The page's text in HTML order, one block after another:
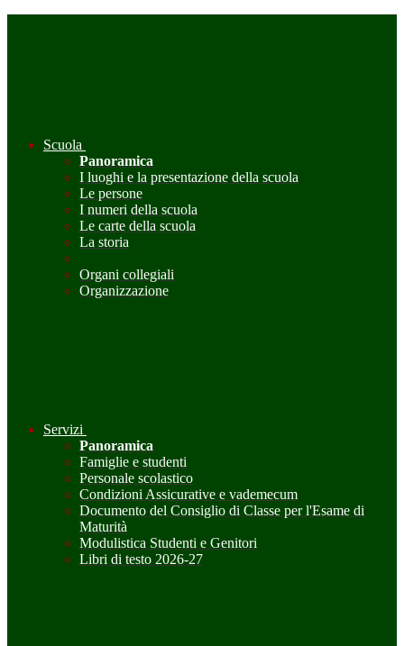
Scuola
Panoramica
I luoghi e la presentazione della scuola
Le persone
I numeri della scuola
Le carte della scuola
La storia
Organi collegiali
Organizzazione
Servizi
Panoramica
Famiglie e studenti
Personale scolastico
Condizioni Assicurative e vademecum
Documento del Consiglio di Classe per l'Esame di
Maturità
Modulistica Studenti e Genitori
Libri di testo 2026-27